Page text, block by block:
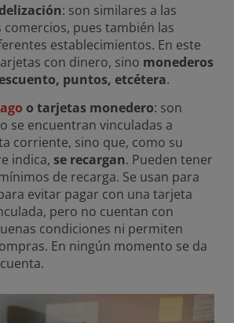
: son similares a las
pues también las
establecimientos. En este
con dinero, sino monederos
puntos, etcétera.
o tarjetas monedero: son
se encuentran vinculadas a
corriente, sino que, como su
indica, se recargan. Pueden tener
de recarga. Se usan para
evitar pagar con una tarjeta
pero no cuentan con
condiciones ni permiten
En ningún momento se da